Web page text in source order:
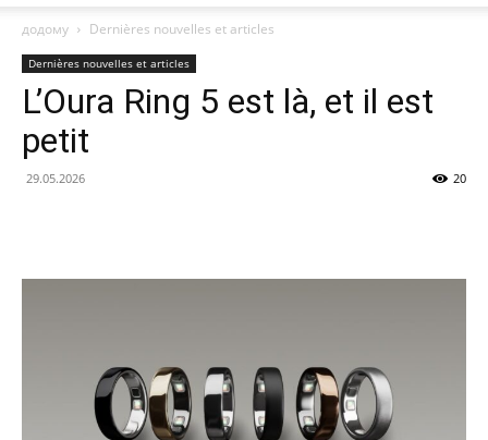
Analyse
Technologiques
додому Dernières nouvelles et articles
Dernières nouvelles et articles
L’Oura Ring 5 est là, et il est
petit
29.05.2026 20